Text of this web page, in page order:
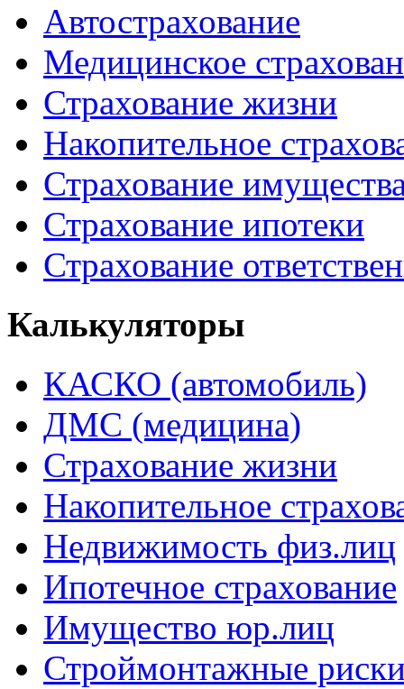
Автострахование
Медицинское
Страхование жизни
Накопительное
Страхование
Страхование ипотеки
Страхование
Калькуляторы
КАСКО (автомобиль)
ДМС (медицина)
Страхование жизни
Накопительное
Недвижимость физ.лиц
Ипотечное страхование
Имущество юр.лиц
Строймонтажные